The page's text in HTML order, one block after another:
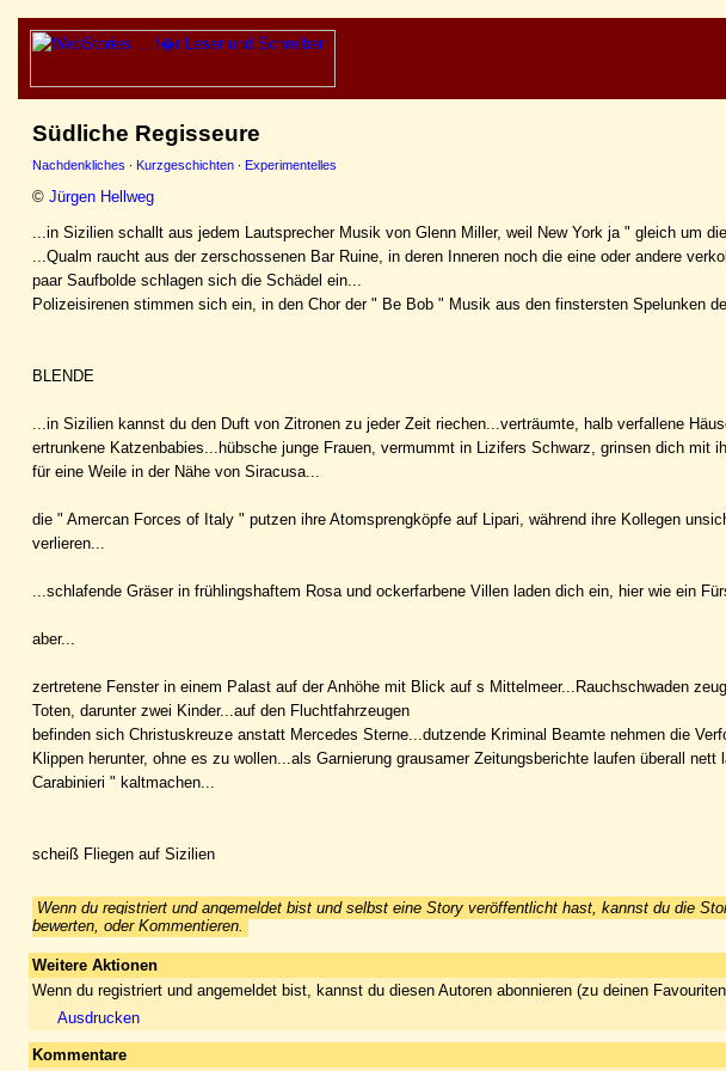
Südliche Regisseure
Nachdenkliches · Kurzgeschichten · Experimentelles
© Jürgen Hellweg
...in Sizilien schallt aus jedem Lautsprecher Musik von Glenn Miller, weil New York ja " gleich um
...Qualm raucht aus der zerschossenen Bar Ruine, in deren Inneren noch die eine oder andere
paar Saufbolde schlagen sich die Schädel ein...
Polizeisirenen stimmen sich ein, in den Chor der " Be Bob " Musik aus den finstersten Spelunken
BLENDE
...in Sizilien kannst du den Duft von Zitronen zu jeder Zeit riechen...verträumte, halb verfallene
ertrunkene Katzenbabies...hübsche junge Frauen, vermummt in Lizifers Schwarz, grinsen dich mit
für eine Weile in der Nähe von Siracusa...
die " Amercan Forces of Italy " putzen ihre Atomsprengköpfe auf Lipari, während ihre Kollegen
verlieren...
...schlafende Gräser in frühlingshaftem Rosa und ockerfarbene Villen laden dich ein, hier wie ein
aber...
zertretene Fenster in einem Palast auf der Anhöhe mit Blick auf s Mittelmeer...Rauchschwaden
Toten, darunter zwei Kinder...auf den Fluchtfahrzeugen
befinden sich Christuskreuze anstatt Mercedes Sterne...dutzende Kriminal Beamte nehmen die
Klippen herunter, ohne es zu wollen...als Garnierung grausamer Zeitungsberichte laufen überall
Carabinieri " kaltmachen...
scheiß Fliegen auf Sizilien
Wenn du registriert und angemeldet bist und selbst eine Story veröffentlicht hast, kannst du die
bewerten, oder Kommentieren.
Weitere Aktionen
Wenn du registriert und angemeldet bist, kannst du diesen Autoren abonnieren (zu deinen
Ausdrucken
Kommentare